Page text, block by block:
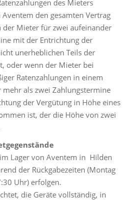
des Mieters
den gesamten Vertrag
Mieter für zwei aufeinander
mit der Entrichtung der
unerheblichen Teils der
oder wenn der Mieter bei
Ratenzahlungen in einem
als zwei Zahlungstermine
der Vergütung in Höhe eines
ist, der die Höhe von zwei
Lager von Aventem in Hilden
der Rückgabezeiten (Montag
Uhr) erfolgen.
die Geräte vollständig, in